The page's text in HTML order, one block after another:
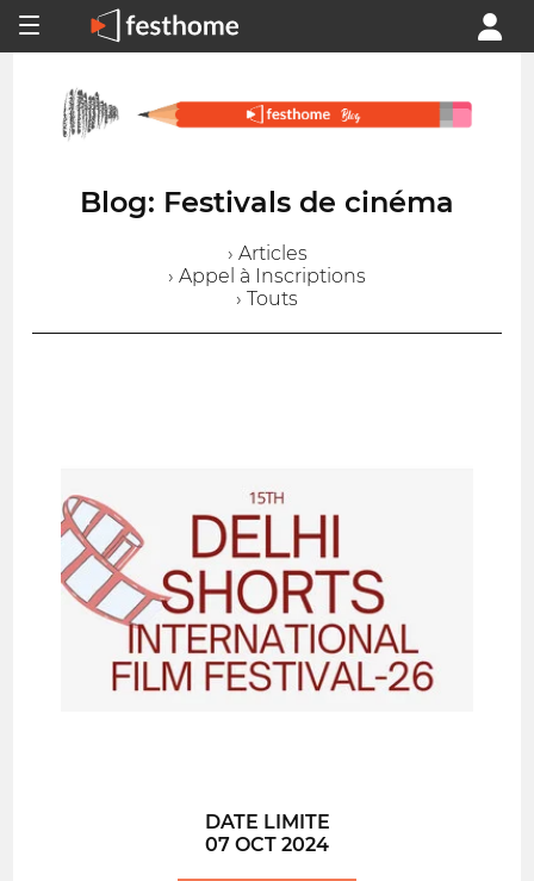
Blog: Festivals de cinéma
› Articles
› Appel à Inscriptions
› Touts
DATE LIMITE
07 OCT 2024